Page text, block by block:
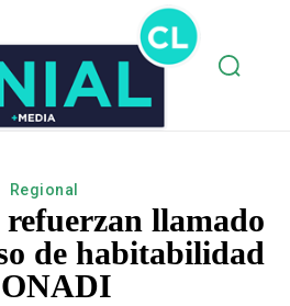
Regional
llamado
de habitabilidad